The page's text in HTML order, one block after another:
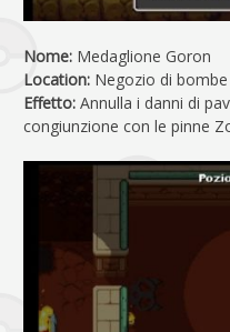
Nome: Medaglione Goron
Location: Negozio di
Effetto: Annulla i danni di
congiunzione con le pinne